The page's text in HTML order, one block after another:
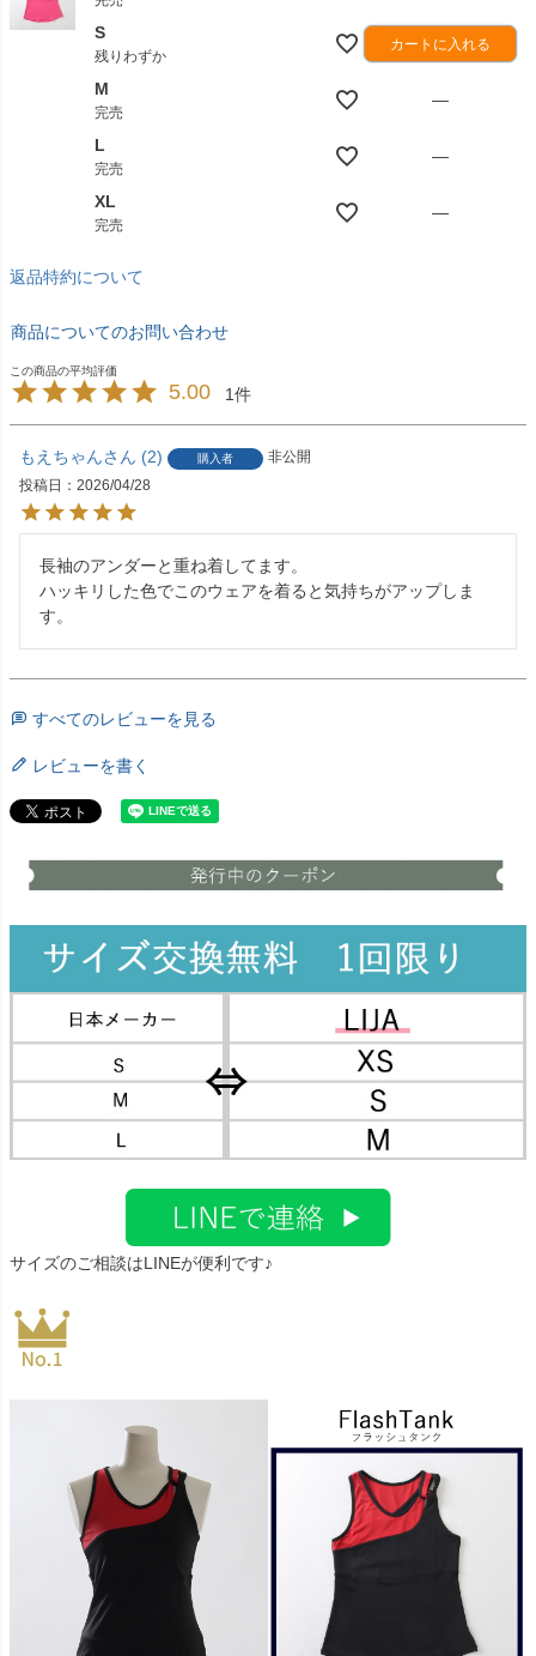
S
残りわずか
カートに入れる
M
完売
—
L
完売
—
XL
完売
—
返品特約について
商品についてのお問い合わせ
5.00 1
もえちゃん 2 購入者
非公開
投稿日
2026/04/28
長袖のアンダーと重ね着してます。
ハッキリした色でこのウェアを着ると気持ちがアップしま
す。
すべてのレビューを見る
レビューを書く
サイズのご相談はLINEが便利です♪